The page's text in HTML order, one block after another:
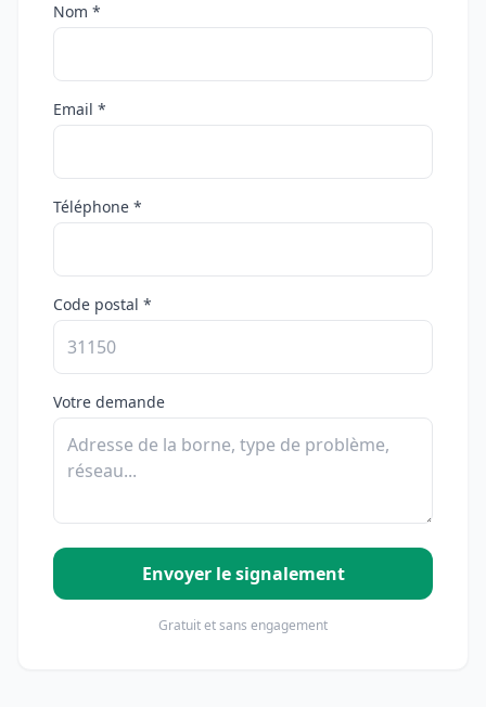
Nom *
Email *
Téléphone *
Code postal *
Votre demande
Envoyer le signalement
Gratuit et sans engagement